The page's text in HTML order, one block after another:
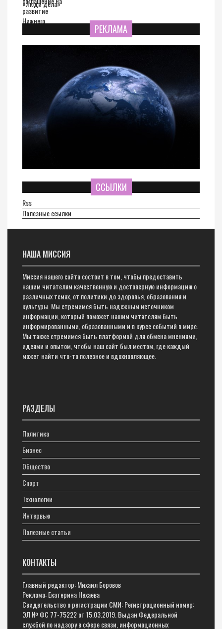
РЕКЛАМА
ССЫЛКИ
Rss
Полезные ссылки
НАША МИССИЯ
Миссия нашего сайта состоит в том, чтобы предоставить
нашим читателям качественную и достоверную информацию о
различных темах, от политики до здоровья, образования и
культуры. Мы стремимся быть надежным источником
информации, который поможет нашим читателям быть
информированными, образованными и в курсе событий в мире.
Мы также стремимся быть платформой для обмена мнениями,
идеями и опытом, чтобы наш сайт был местом, где каждый
может найти что-то полезное и вдохновляющее.
РАЗДЕЛЫ
Политика
Бизнес
Общество
Спорт
Технологии
Интервью
Полезные статьи
КОНТАКТЫ
Главный редактор: Михаил Боровов
Реклама: Екатерина Нехаева
Свидетельство о регистрации СМИ: Регистрационный номер:
ЭЛ № ФС 77-75222 от 15.03.2019. Выдан Федеральной
службой по надзору в сфере связи, информационных